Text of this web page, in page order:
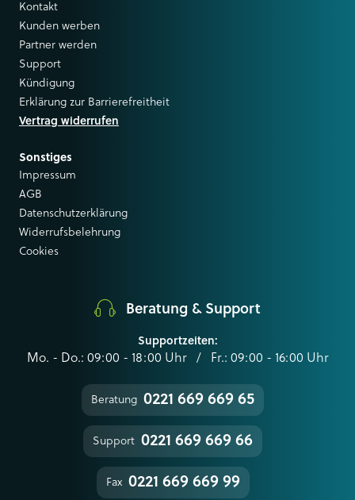
Kontakt
Kunden werben
Partner werden
Support
Kündigung
Erklärung zur Barrierefreitheit
Vertrag widerrufen
Sonstiges
Impressum
AGB
Datenschutzerklärung
Widerrufsbelehrung
Cookies
Beratung & Support
Supportzeiten:
Mo. - Do.: 09:00 - 18:00 Uhr / Fr.: 09:00 - 16:00 Uhr
Beratung 0221 669 669 65
Support 0221 669 669 66
Fax 0221 669 669 99